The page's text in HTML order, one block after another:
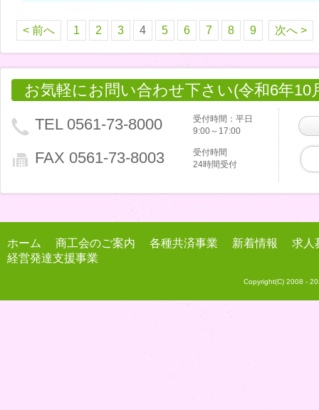
< 前へ 1 2 3 4 5 6 7 8 9 次へ >
お気軽にお問い合わせ下さい(令和6年10
TEL 0561-73-8000
受付時間：平日
9:00～17:00
FAX 0561-73-8003
受付時間
24時間受付
ホーム 商工会のご案内 各種共済事業 新着情報
求人
経営発達支援事業
Copyright(C) 2008 -